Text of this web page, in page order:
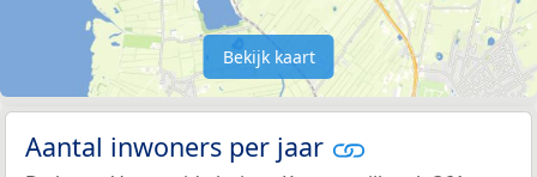
Bekijk kaart
Aantal inwoners per jaar